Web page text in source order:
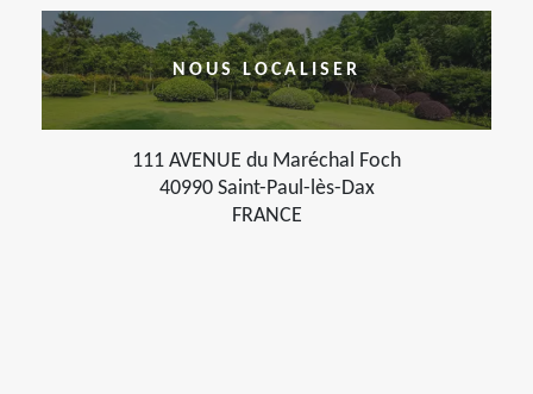
NOUS LOCALISER
111 AVENUE du Maréchal Foch
40990 Saint-Paul-lès-Dax
FRANCE